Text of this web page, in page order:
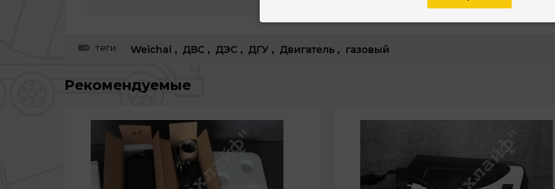
теги: Weichai , ДВС , ДЭС , ДГУ , Двигатель , газовый
Рекомендуемые